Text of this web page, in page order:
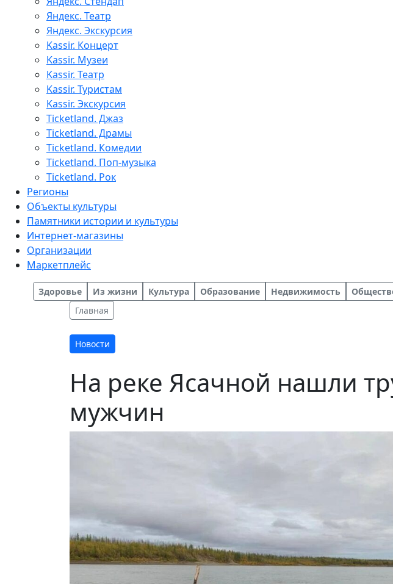
Яндекс. Театр
Яндекс. Экскурсия
Kassir. Концерт
Kassir. Музеи
Kassir. Театр
Kassir. Туристам
Kassir. Экскурсия
Ticketland. Джаз
Ticketland. Драмы
Ticketland. Комедии
Ticketland. Поп-музыка
Ticketland. Рок
Регионы
Объекты культуры
Памятники истории и культуры
Интернет-магазины
Организации
Маркетплейс
Здоровье Из жизни Культура Образование Недвижимость
Главная
Новости
На реке Ясачной нашли
мужчин